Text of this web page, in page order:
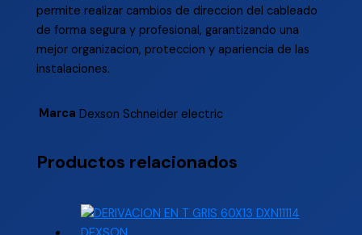
permite realizar cambios de direccion del cableado
de forma segura y profesional, garantizando una
mejor organizacion, proteccion y apariencia de las
instalaciones.
Marca Dexson Schneider electric
Productos relacionados